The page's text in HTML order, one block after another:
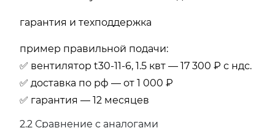
гарантия и техподдержка
пример правильной подачи:
✅ вентилятор t30-11-6, 1.5 квт — 17 300 ₽ с ндс.
✅ доставка по рф — от 1 000 ₽
✅ гарантия — 12 месяцев
2.2 Сравнение с аналогами